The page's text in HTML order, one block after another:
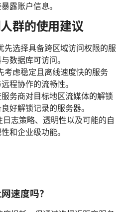
露账户信息。
群的使用建议
先选择具备跨区域访问权限的服
数据库可访问。
考虑稳定且离线速度快的服务
程协作的流畅性。
务商对目标地区流媒体的解锁
好解锁记录的服务器。
志策略、透明性以及可能的自
和企业级功能。
速度吗？